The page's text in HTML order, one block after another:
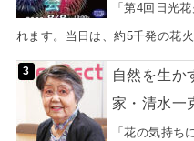
「第4回日光
れます。当日は、約5千発の花
自然を生
家・清水一
「花の気持ち